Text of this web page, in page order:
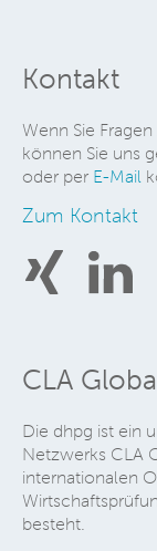
Kontakt
Wenn Sie
können Sie uns
oder per E-Mail
Zum Kontakt
CLA
Die dhpg ist ein
Netzwerks CLA
internationalen
besteht.